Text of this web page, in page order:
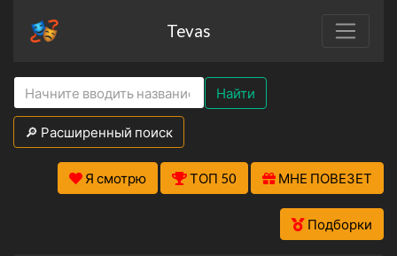
Tevas
Найти
🔎 Расширенный поиск
Я смотрю ТОП 50 МНЕ ПОВЕЗЕТ
Подборки